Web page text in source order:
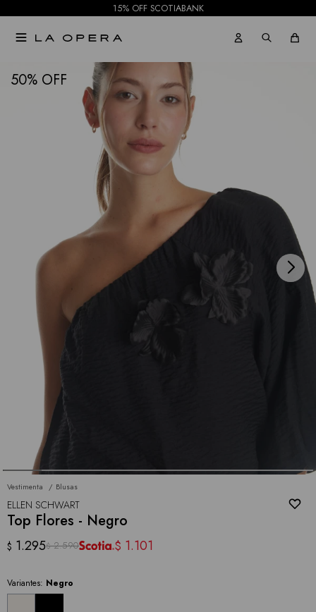
15% OFF SCOTIABANK

50
Vestimenta Blusas
ELLEN SCHWART
Top Flores - Negro
$ 1.295$ 2.590 $ 1.101
Variantes: Negro
NOTIFICARME